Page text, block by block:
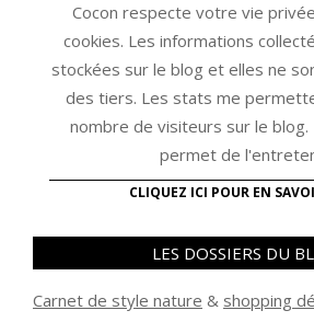
Cocon respecte votre vie
cookies. Les informations
stockées sur le blog et elles ne
des tiers. Les stats me
nombre de visiteurs sur le blog.
permet de
CLIQUEZ ICI POUR EN
LES DOSSIERS DU
Carnet de style nature & shopping